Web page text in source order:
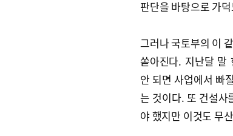
판단을 바탕으로 가
그러나 국토부의 이
쏟아진다. 지난달 말
안 되면 사업에서 빠
는 것이다. 또 건설사
야 했지만 이것도 무